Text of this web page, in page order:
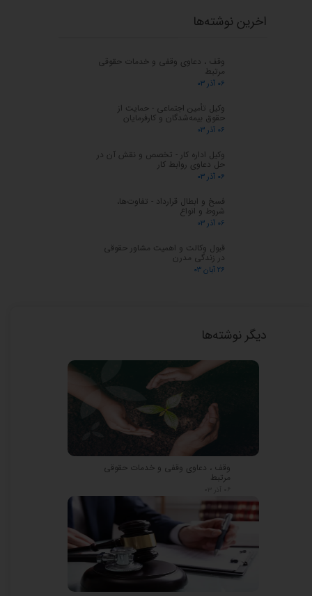
اخرین نوشته‌ها
وقف ، دعاوی وقفی و خدمات حقوقی
مرتبط
۰۶ آذر ۰۳
وکیل تأمین اجتماعی - حمایت از
حقوق بیمه‌شدگان و کارفرمایان
۰۶ آذر ۰۳
وکیل اداره کار - تخصص و نقش آن در
حل دعاوی روابط کار
۰۶ آذر ۰۳
فسخ و ابطال قرارداد - تفاوت‌ها،
شروط و انواع
۰۶ آذر ۰۳
قبول وکالت و اهمیت مشاور حقوقی
در زندگی مدرن
۲۶ آبان ۰۳
دیگر نوشته‌ها
وقف ، دعاوی وقفی و خدمات حقوقی
مرتبط